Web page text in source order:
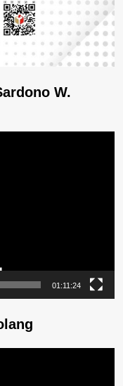
W.
01:11:24